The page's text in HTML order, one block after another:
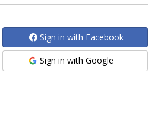
Sign in with Facebook
Sign in with Google